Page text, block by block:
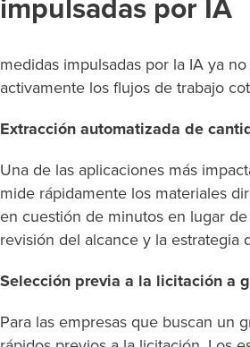
impulsadas por IA
medidas impulsadas por la IA ya
activamente los flujos de trabajo
Extracción automatizada de
Una de las aplicaciones más
mide rápidamente los materiales
en cuestión de minutos en lugar
revisión del alcance y la estrategia
Selección previa a la licitación a
Para las empresas que buscan un